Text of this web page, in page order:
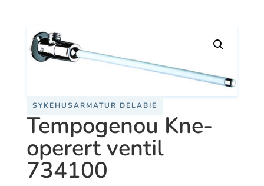
SYKEHUSARMATUR DELABIE
Tempogenou Kne-
operert ventil
734100